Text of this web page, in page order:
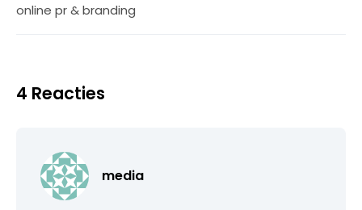
online pr & branding
4 Reacties
media